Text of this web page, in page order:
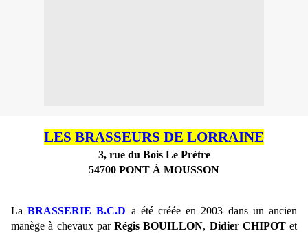
LES BRASSEURS DE LORRAINE
3, rue du Bois Le Prètre
54700 PONT Á MOUSSON
LaBRASSERIE B.C.D a été créée en 2003 dans un ancien
manège à chevaux par Régis BOUILLON, Didier CHIPOTet